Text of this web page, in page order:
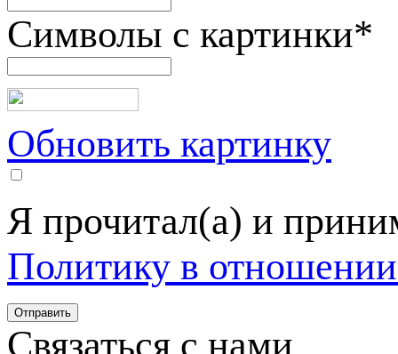
Символы с картинки*
Обновить картинку
Я прочитал(а) и
Политику в
Связаться с нами